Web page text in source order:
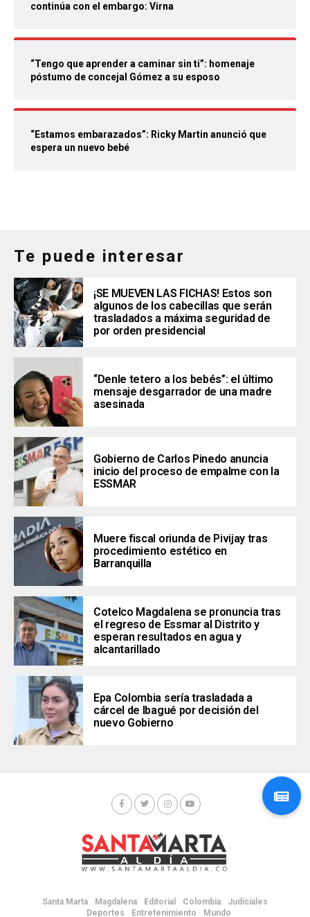
continúa con el embargo: Virna
“Tengo que aprender a caminar sin ti”: homenaje
póstumo de concejal Gómez a su esposo
“Estamos embarazados”: Ricky Martin anunció que
espera un nuevo bebé
Te puede interesar
¡SE MUEVEN LAS FICHAS! Estos son
algunos de los cabecillas que serán
trasladados a máxima seguridad de
por orden presidencial
“Denle tetero a los bebés”: el último
mensaje desgarrador de una madre
asesinada
Gobierno de Carlos Pinedo anuncia
inicio del proceso de empalme con la
ESSMAR
Muere fiscal oriunda de Pivijay tras
procedimiento estético en
Barranquilla
Cotelco Magdalena se pronuncia tras
el regreso de Essmar al Distrito y
esperan resultados en agua y
alcantarillado
Epa Colombia sería trasladada a
cárcel de Ibagué por decisión del
nuevo Gobierno
Santa Marta Magdalena Editorial Colombia
Judiciales
Deportes
Entretenimiento Mundo